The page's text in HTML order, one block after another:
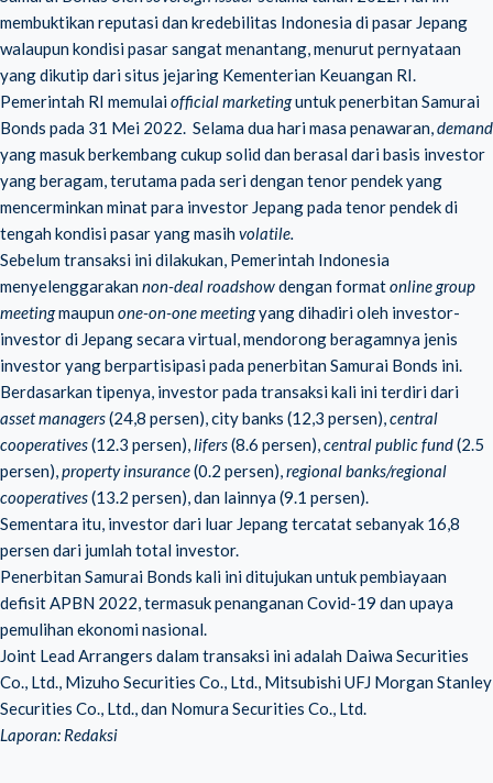
membuktikan reputasi dan kredebilitas Indonesia di pasar Jepang
walaupun kondisi pasar sangat menantang, menurut pernyataan
yang dikutip dari situs jejaring Kementerian Keuangan RI.
Pemerintah RI memulaiofficial marketinguntuk penerbitan Samurai
Bonds pada 31 Mei 2022. Selama dua hari masa penawaran,demand
yang masuk berkembang cukup solid dan berasal dari basis investor
yang beragam, terutama pada seri dengan tenor pendek yang
mencerminkan minat para investor Jepang pada tenor pendek di
tengah kondisi pasar yang masihvolatile.
Sebelum transaksi ini dilakukan, Pemerintah Indonesia
menyelenggarakannon-deal roadshowdengan formatonline group
meetingmaupunone-on-one meetingyang dihadiri oleh investor-
investor di Jepang secara virtual, mendorong beragamnya jenis
investor yang berpartisipasi pada penerbitan Samurai Bonds ini.
Berdasarkan tipenya, investor pada transaksi kali ini terdiri dari
asset managers(24,8 persen), city banks (12,3 persen),central
cooperatives(12.3 persen),lifers(8.6 persen),central public fund(2.5
persen),property insurance(0.2 persen),regional banks/regional
cooperatives(13.2 persen), dan lainnya (9.1 persen).
Sementara itu, investor dari luar Jepang tercatat sebanyak 16,8
persen dari jumlah total investor.
Penerbitan Samurai Bonds kali ini ditujukan untuk pembiayaan
defisit APBN 2022, termasuk penanganan Covid-19 dan upaya
pemulihan ekonomi nasional.
Joint Lead Arrangers dalam transaksi ini adalah Daiwa Securities
Co., Ltd., Mizuho Securities Co., Ltd., Mitsubishi UFJ Morgan Stanley
Securities Co., Ltd., dan Nomura Securities Co., Ltd.
Laporan: Redaksi